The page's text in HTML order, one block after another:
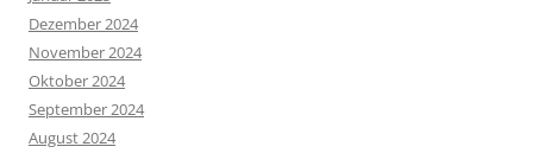
Dezember 2024
November 2024
Oktober 2024
September 2024
August 2024